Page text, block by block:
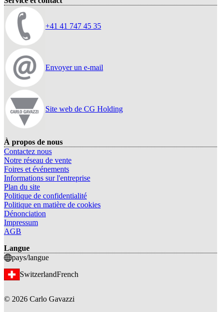
+41 41 747 45 35
Envoyer un e-mail
Site web de CG Holding
À propos de nous
Contactez nous
Notre réseau de vente
Foires et événements
Informations sur l'entreprise
Plan du site
Politique de confidentialité
Politique en matière de cookies
Dénonciation
Impressum
AGB
Langue
pays/langue
SwitzerlandFrench
© 2026 Carlo Gavazzi